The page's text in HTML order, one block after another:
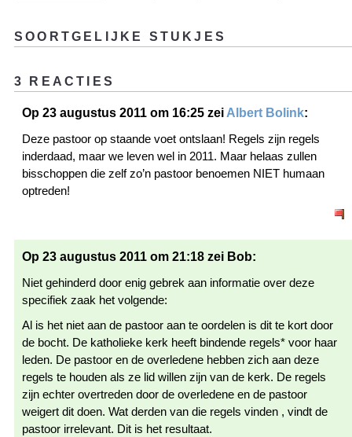
SOORTGELIJKE STUKJES
3 REACTIES
Op 23 augustus 2011 om 16:25 zei Albert Bolink:
Deze pastoor op staande voet ontslaan! Regels zijn regels
inderdaad, maar we leven wel in 2011. Maar helaas zullen
bisschoppen die zelf zo’n pastoor benoemen NIET humaan
optreden!
Op 23 augustus 2011 om 21:18 zei Bob:
Niet gehinderd door enig gebrek aan informatie over deze
specifiek zaak het volgende:
Al is het niet aan de pastoor aan te oordelen is dit te kort door
de bocht. De katholieke kerk heeft bindende regels* voor haar
leden. De pastoor en de overledene hebben zich aan deze
regels te houden als ze lid willen zijn van de kerk. De regels
zijn echter overtreden door de overledene en de pastoor
weigert dit doen. Wat derden van die regels vinden , vindt de
pastoor irrelevant. Dit is het resultaat.